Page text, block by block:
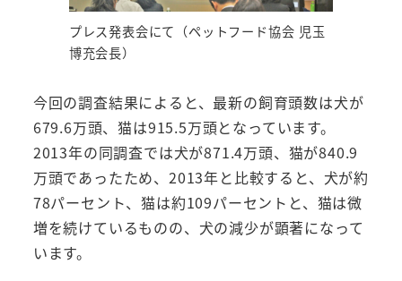
プレス発表会にて（ペットフード協会 児玉
博充会長）
今回の調査結果によると、最新の飼育頭数は犬が
679.6万頭、猫は915.5万頭となっています。
2013年の同調査では犬が871.4万頭、猫が840.9
万頭であったため、2013年と比較すると、犬が約
78パーセント、猫は約109パーセントと、猫は微
増を続けているものの、犬の減少が顕著になって
います。